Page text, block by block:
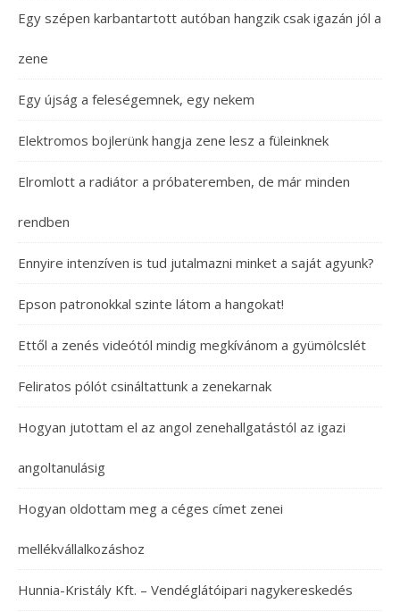
Egy szépen karbantartott autóban hangzik csak igazán jól a
zene
Egy újság a feleségemnek, egy nekem
Elektromos bojlerünk hangja zene lesz a füleinknek
Elromlott a radiátor a próbateremben, de már minden
rendben
Ennyire intenzíven is tud jutalmazni minket a saját agyunk?
Epson patronokkal szinte látom a hangokat!
Ettől a zenés videótól mindig megkívánom a gyümölcslét
Feliratos pólót csináltattunk a zenekarnak
Hogyan jutottam el az angol zenehallgatástól az igazi
angoltanulásig
Hogyan oldottam meg a céges címet zenei
mellékvállalkozáshoz
Hunnia-Kristály Kft. – Vendéglátóipari nagykereskedés